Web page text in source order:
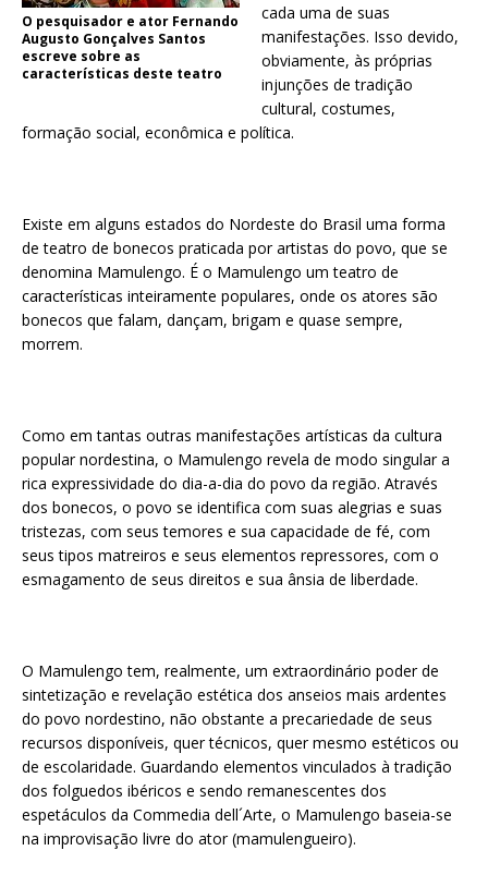
O pesquisador e ator Fernando
Augusto Gonçalves Santos
escreve sobre as
características deste teatro
cada uma de suas
manifestações. Isso devido,
obviamente, às próprias
injunções de tradição
cultural, costumes,
formação social, econômica e política.
Existe em alguns estados do Nordeste do Brasil uma forma
de teatro de bonecos praticada por artistas do povo, que se
denomina Mamulengo. É o Mamulengo um teatro de
características inteiramente populares, onde os atores são
bonecos que falam, dançam, brigam e quase sempre,
morrem.
Como em tantas outras manifestações artísticas da cultura
popular nordestina, o Mamulengo revela de modo singular a
rica expressividade do dia-a-dia do povo da região. Através
dos bonecos, o povo se identifica com suas alegrias e suas
tristezas, com seus temores e sua capacidade de fé, com
seus tipos matreiros e seus elementos repressores, com o
esmagamento de seus direitos e sua ânsia de liberdade.
O Mamulengo tem, realmente, um extraordinário poder de
sintetização e revelação estética dos anseios mais ardentes
do povo nordestino, não obstante a precariedade de seus
recursos disponíveis, quer técnicos, quer mesmo estéticos ou
de escolaridade. Guardando elementos vinculados à tradição
dos folguedos ibéricos e sendo remanescentes dos
espetáculos da Commedia dell´Arte, o Mamulengo baseia-se
na improvisação livre do ator (mamulengueiro).